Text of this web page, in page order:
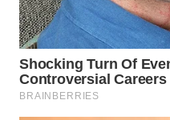
WN
SULUT
WN